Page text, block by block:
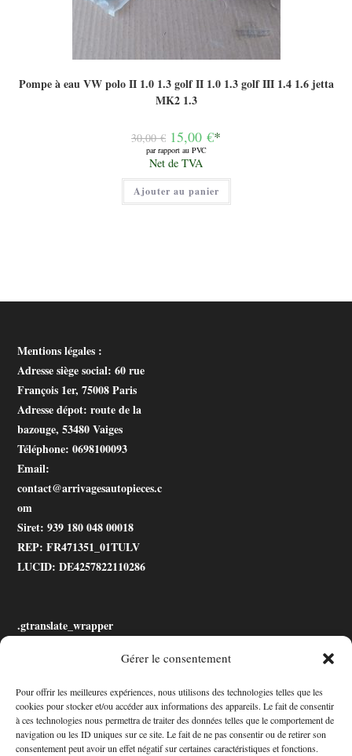
Gérer le consentement
Pour offrir les meilleures expériences, nous utilisons des technologies telles que les
cookies pour stocker et/ou accéder aux informations des appareils. Le fait de consentir
à ces technologies nous permettra de traiter des données telles que le comportement de
navigation ou les ID uniques sur ce site. Le fait de ne pas consentir ou de retirer son
consentement peut avoir un effet négatif sur certaines caractéristiques et fonctions.
Pompe à eau VW polo II 1.0 1.3 golf II 1.0 1.3 golf III 1.4 1.6 jetta
MK2 1.3
30,00€ Le
prix
initial
était :
30,00 €.
15,00 €*
par rapport au PVC
Le
prix
actuel
est :
15,00 €.
Net de TVA
Ajouter au panier
Mentions légales :
Adresse siège social: 60 rue
François 1er, 75008 Paris
Adresse dépot: route de la
bazouge, 53480 Vaiges
Téléphone: 0698100093
Email:
contact@arrivagesautopieces.c
om
Siret: 939 180 048 00018
REP: FR471351_01TULV
LUCID: DE4257822110286
.gtranslate_wrapper
Mon Compte
Contact